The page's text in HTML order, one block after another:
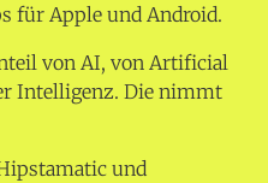
für Apple und Android.
von AI, von Artificial
Intelligenz. Die nimmt
und